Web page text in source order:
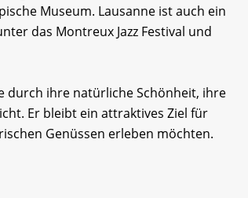
Museum. Lausanne ist auch ein
das Montreux Jazz Festival und
durch ihre natürliche Schönheit, ihre
Er bleibt ein attraktives Ziel für
Genüssen erleben möchten.